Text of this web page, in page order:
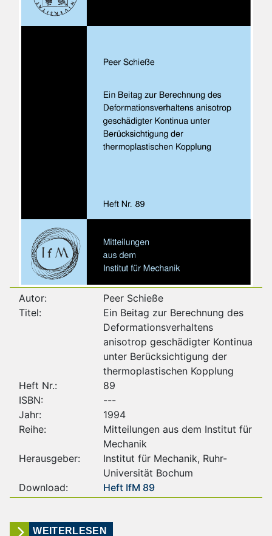
Autor:
Peer Schieße
Titel:
Ein Beitag zur Berechnung des
Deformationsverhaltens
anisotrop geschädigter Kontinua
unter Berücksichtigung der
thermoplastischen Kopplung
Heft Nr.:
89
ISBN:
---
Jahr:
1994
Reihe:
Mitteilungen aus dem Institut für
Mechanik
Herausgeber:
Institut für Mechanik, Ruhr-
Universität Bochum
Download:
Heft IfM 89
WEITERLESEN